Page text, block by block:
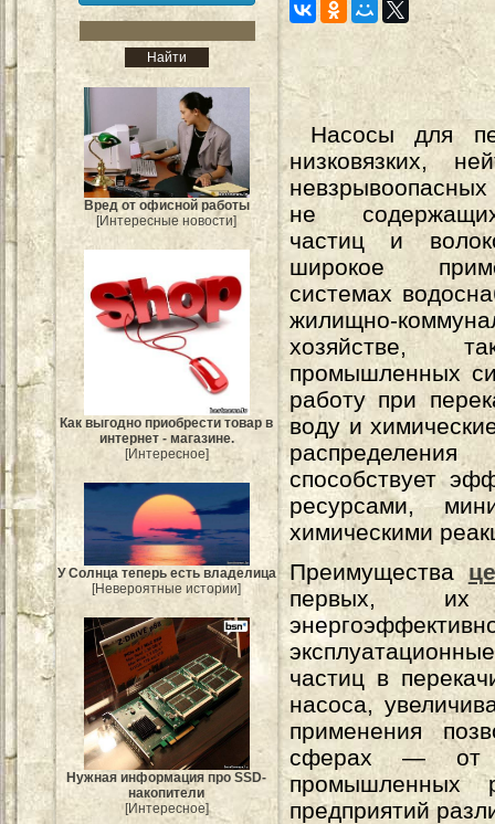
Вред от офисной работы
[Интересные новости]
Как выгодно приобрести товар в
интернет - магазине.
[Интересное]
У Солнца теперь есть владелица
[Невероятные истории]
Нужная информация про SSD-
накопители
[Интересное]
Насосы для
низковязких,
не
частиц и
широкое
системах
жилищно-
промышленных
работу при
воду и
способствует
ресурсами,
химическими
Преимущества
первых, их
частиц в
насоса,
применения
сферах — от
промышленных
предприятий